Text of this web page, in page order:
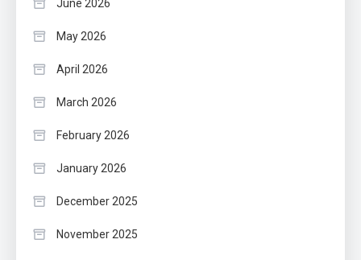
June 2026
May 2026
April 2026
March 2026
February 2026
January 2026
December 2025
November 2025